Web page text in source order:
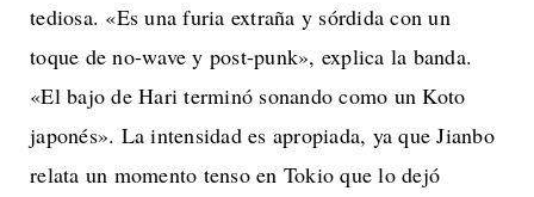
tediosa. «Es una furia extraña y sórdida con un
toque de no-wave y post-punk», explica la banda.
«El bajo de Hari terminó sonando como un Koto
japonés». La intensidad es apropiada, ya que Jianbo
relata un momento tenso en Tokio que lo dejó